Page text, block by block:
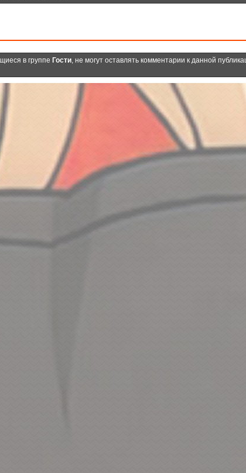
в группе Гости, не могут оставлять комментарии к данной